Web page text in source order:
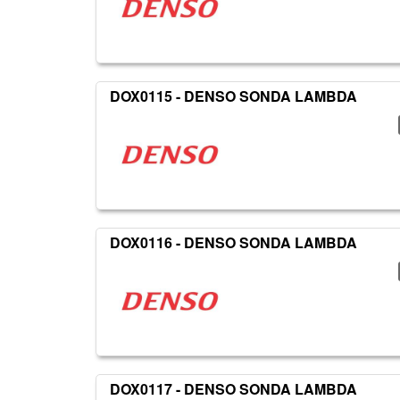
DOX0115 - DENSO SONDA LAMBDA
DOX0116 - DENSO SONDA LAMBDA
DOX0117 - DENSO SONDA LAMBDA